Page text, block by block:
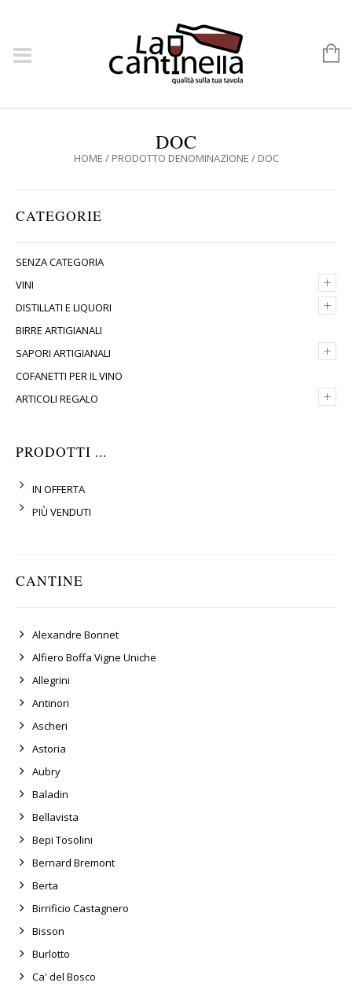
DOC
HOME / PRODOTTO DENOMINAZIONE / DOC
CATEGORIE
SENZA CATEGORIA
+
VINI
+
DISTILLATI E LIQUORI
BIRRE ARTIGIANALI
+
SAPORI ARTIGIANALI
COFANETTI PER IL VINO
+
ARTICOLI REGALO
PRODOTTI ...
IN OFFERTA
PIÙ VENDUTI
CANTINE
Alexandre Bonnet
Alfiero Boffa Vigne Uniche
Allegrini
Antinori
Ascheri
Astoria
Aubry
Baladin
Bellavista
Bepi Tosolini
Bernard Bremont
Berta
Birrificio Castagnero
Bisson
Burlotto
Ca' del Bosco